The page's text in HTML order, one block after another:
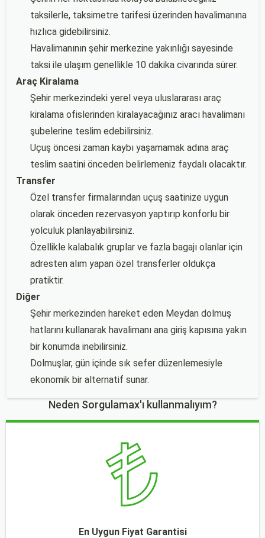
taksilerle, taksimetre tarifesi üzerinden havalimanına
hızlıca gidebilirsiniz.
Havalimanının şehir merkezine yakınlığı sayesinde
taksi ile ulaşım genellikle 10 dakika civarında sürer.
Araç Kiralama
Şehir merkezindeki yerel veya uluslararası araç
kiralama ofislerinden kiralayacağınız aracı havalimanı
şubelerine teslim edebilirsiniz.
Uçuş öncesi zaman kaybı yaşamamak adına araç
teslim saatini önceden belirlemeniz faydalı olacaktır.
Transfer
Özel transfer firmalarından uçuş saatinize uygun
olarak önceden rezervasyon yaptırıp konforlu bir
yolculuk planlayabilirsiniz.
Özellikle kalabalık gruplar ve fazla bagajı olanlar için
adresten alım yapan özel transferler oldukça
pratiktir.
Diğer
Şehir merkezinden hareket eden Meydan dolmuş
hatlarını kullanarak havalimanı ana giriş kapısına yakın
bir konumda inebilirsiniz.
Dolmuşlar, gün içinde sık sefer düzenlemesiyle
ekonomik bir alternatif sunar.
Neden Sorgulamax'ı kullanmalıyım?
En Uygun Fiyat Garantisi